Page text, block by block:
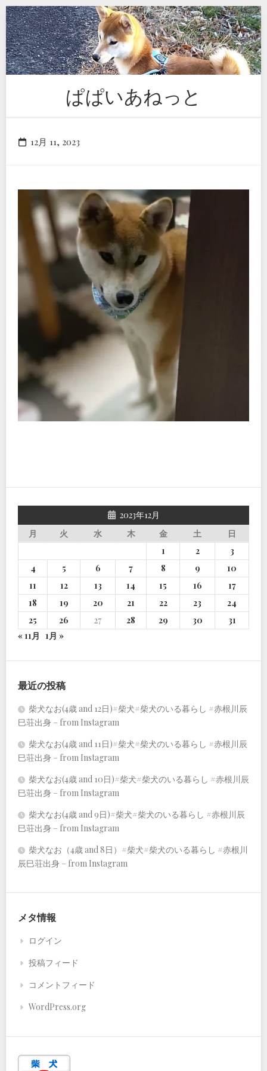
Skip
to
content
ぱぱいあねっと
12月 11, 2023
2023年12月
月
火 水 木 金 土
日
1
2
3
4
5 6 7 8 9
10
11
12 13 14 15 16
17
18
19 20 21 22 23
24
25
26 27 28 29 30
31
« 11月 1月 »
最近の投稿
柴犬なお(4歳 and 12日)#柴犬#柴犬のいる暮らし #赤根川辰
巳荘出身 – from Instagram
柴犬なお(4歳 and 11日)#柴犬#柴犬のいる暮らし #赤根川辰
巳荘出身 – from Instagram
柴犬なお(4歳 and 10日)#柴犬#柴犬のいる暮らし #赤根川辰
巳荘出身 – from Instagram
柴犬なお(4歳 and 9日)#柴犬#柴犬のいる暮らし #赤根川辰
巳荘出身 – from Instagram
柴犬なお（4歳 and 8日）#柴犬#柴犬のいる暮らし #赤根川
辰巳荘出身 – from Instagram
メタ情報
ログイン
投稿フィード
コメントフィード
WordPress.org